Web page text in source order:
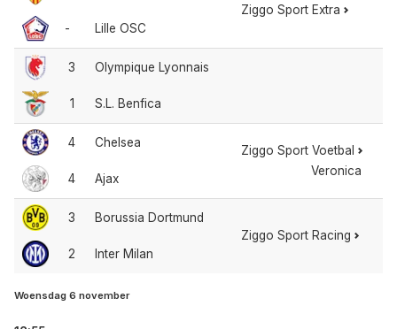
- Lille OSC
Ziggo Sport Extra
3
1
Olympique Lyonnais
S.L. Benfica
4
4
Chelsea
Ajax
Ziggo Sport Voetbal
Veronica
3
2
Borussia Dortmund
Inter Milan
Ziggo Sport Racing
Woensdag 6 november